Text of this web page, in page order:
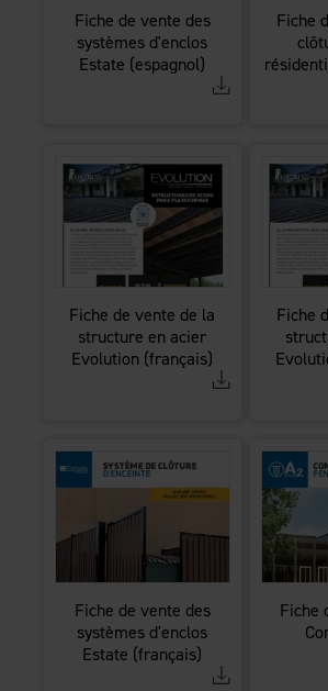
Fiche de vente des
systèmes d'enclos
Estate (espagnol)
Fiche
Fiche de vente de la
structure en acier
Evolution (français)
Fiche
Fiche de vente des
systèmes d'enclos
Estate (français)
Fiche